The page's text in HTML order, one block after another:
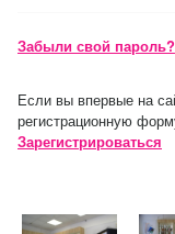
Забыли свой пароль?
Если вы впервые на
регистрационную
Зарегистрироваться